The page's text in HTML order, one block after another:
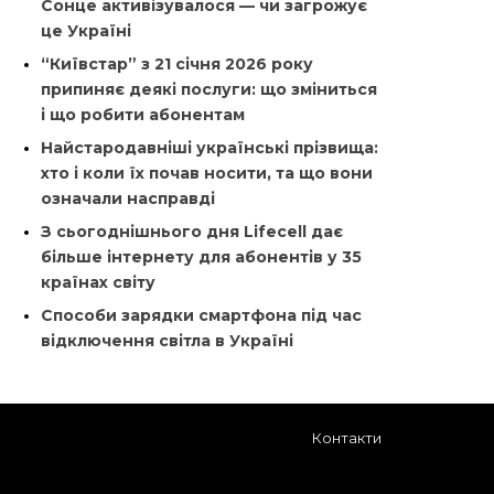
Сонце активізувалося — чи загрожує
це Україні
“Київстар” з 21 січня 2026 року
припиняє деякі послуги: що зміниться
і що робити абонентам
Найстародавніші українські прізвища:
хто і коли їх почав носити, та що вони
означали насправді
З сьогоднішнього дня Lifecell дає
більше інтернету для абонентів у 35
країнах світу
Способи зарядки смартфона під час
відключення світла в Україні
Контакти